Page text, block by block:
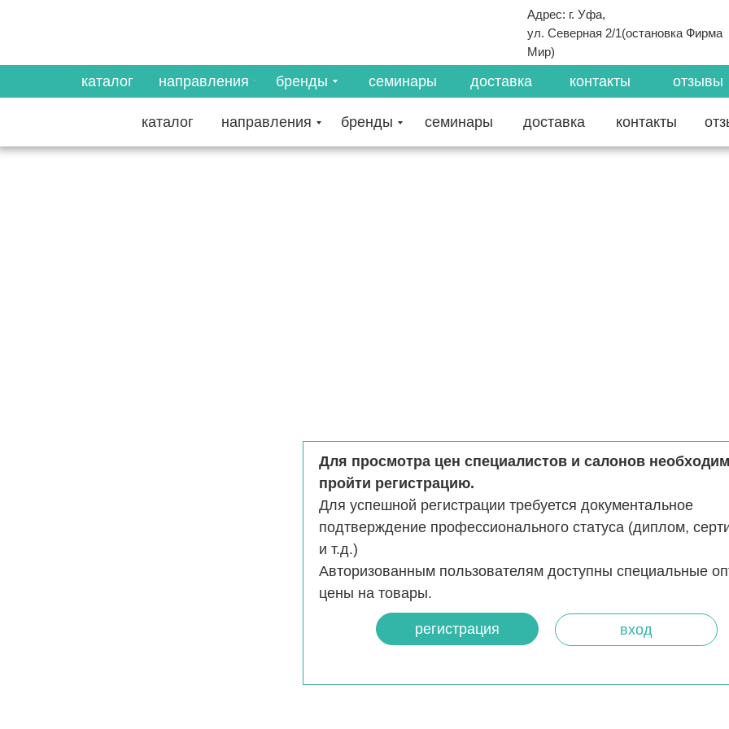
Адрес: г. Уфа,
ул. Северная 2/1(остановка Фирма
Мир)
направления бренды семинары доставка контакты
каталог отзывы
направления бренды семинары контакты
доставка
каталог
Для просмотра цен специалистов и салонов
пройти регистрацию.
Для успешной регистрации требуется документальное
подтверждение профессионального статуса (диплом,
и т.д.)
Авторизованным пользователям доступны специальные
цены на товары.
регистрация вход